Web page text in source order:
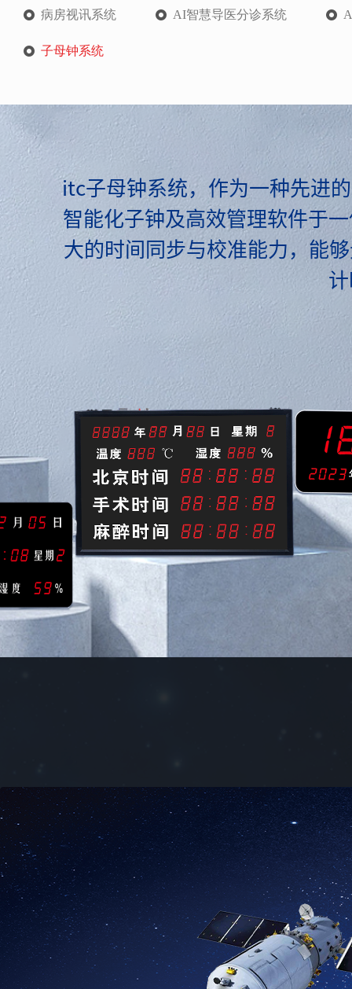
病房视讯系统 AI智慧导医分诊系统
子母钟系统
itc子母钟系统，作为一种先进
智能化子钟及高效管理软件于
大的时间同步与校准能力，能